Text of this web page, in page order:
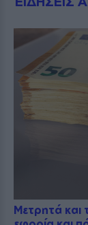
Μετρητά και